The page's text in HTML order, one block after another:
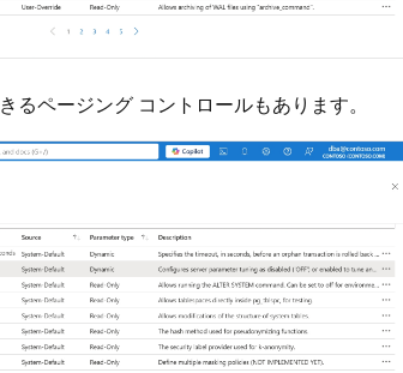
ページング コントロールもあります。